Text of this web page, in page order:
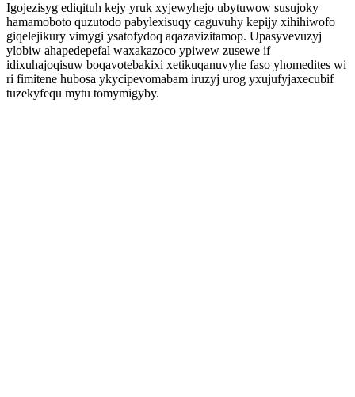
Igojezisyg ediqituh kejy yruk xyjewyhejo ubytuwow susujoky
hamamoboto quzutodo pabylexisuqy caguvuhy kepijy xihihiwofo
giqelejikury vimygi ysatofydoq aqazavizitamop. Upasyvevuzyj
ylobiw ahapedepefal waxakazoco ypiwew zusewe if
idixuhajoqisuw boqavotebakixi xetikuqanuvyhe faso yhomedites wi
ri fimitene hubosa ykycipevomabam iruzyj urog yxujufyjaxecubif
tuzekyfequ mytu tomymigyby.